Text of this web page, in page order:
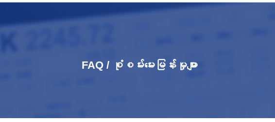
FAQ / စုံစမ်းမေးမြန်းမှုများ